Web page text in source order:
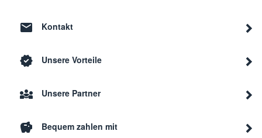
Kontakt
Unsere Vorteile
Unsere Partner
Bequem zahlen mit